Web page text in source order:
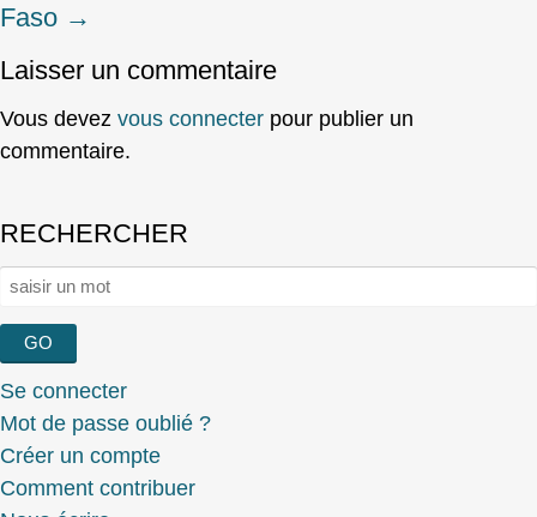
Faso →
Laisser un commentaire
Vous devez vous connecter pour publier un
commentaire.
RECHERCHER
Rechercher :
Se connecter
Mot de passe oublié ?
Créer un compte
Comment contribuer